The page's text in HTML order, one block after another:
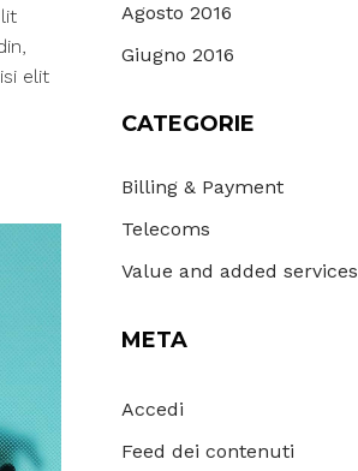
elit
Agosto 2016
Giugno 2016
CATEGORIE
Billing & Payment
Telecoms
Value and added services
META
Accedi
Feed dei contenuti